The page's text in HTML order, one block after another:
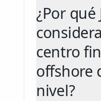
¿Por qué
centro
offshore
nivel?